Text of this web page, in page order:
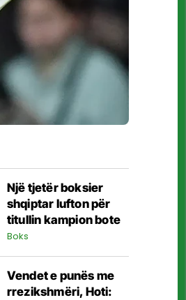
Një tjetër boksier
shqiptar lufton për
titullin kampion bote
Boks
Vendet e punës me
rrezikshmëri, Hoti: